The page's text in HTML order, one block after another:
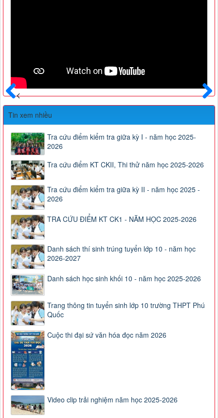
Sau
Trước
Tin xem nhiều
Tra cứu điểm kiểm tra giữa kỳ I - năm học 2025-
2026
Tra cứu điểm KT CKII, Thi thử năm học 2025-2026
Tra cứu điểm kiểm tra giữa kỳ II - năm học 2025 -
2026
TRA CỨU ĐIỂM KT CK1 - NĂM HỌC 2025-2026
Danh sách thí sinh trúng tuyển lớp 10 - năm học
2026-2027
Danh sách học sinh khối 10 - năm học 2025-2026
Trang thông tin tuyển sinh lớp 10 trường THPT Phú
Quốc
Cuộc thi đại sứ văn hóa đọc năm 2026
Video clip trải nghiệm năm học 2025-2026